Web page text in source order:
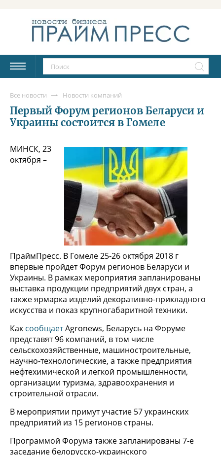
Все новости Новости компаний
Первый Форум регионов Беларуси и
Украины состоится в Гомеле
МИНСК, 23
октября –
ПраймПресс. В Гомеле 25-26 октября 2018 г
впервые пройдет Форум регионов Беларуси и
Украины. В рамках мероприятия запланированы
выставка продукции предприятий двух стран, а
также ярмарка изделий декоративно-прикладного
искусства и показ крупногабаритной техники.
Как сообщаетAgronews, Беларусь на Форуме
представят 96 компаний, в том числе
сельскохозяйственные, машиностроительные,
научно-технологические, а также предприятия
нефтехимической и легкой промышленности,
организации туризма, здравоохранения и
строительной отрасли.
В мероприятии примут участие 57 украинских
предприятий из 15 регионов страны.
Программой Форума также запланированы 7-е
заседание белорусско-украинского